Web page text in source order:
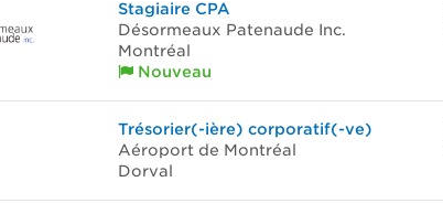
Stagiaire CPA
Désormeaux Patenaude Inc.
Montréal
Nouveau
Trésorier(-ière) corporatif(-ve)
Aéroport de Montréal
Dorval